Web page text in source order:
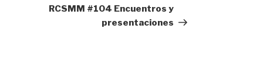
entrada
RCSMM #104 Encuentros y
presentaciones